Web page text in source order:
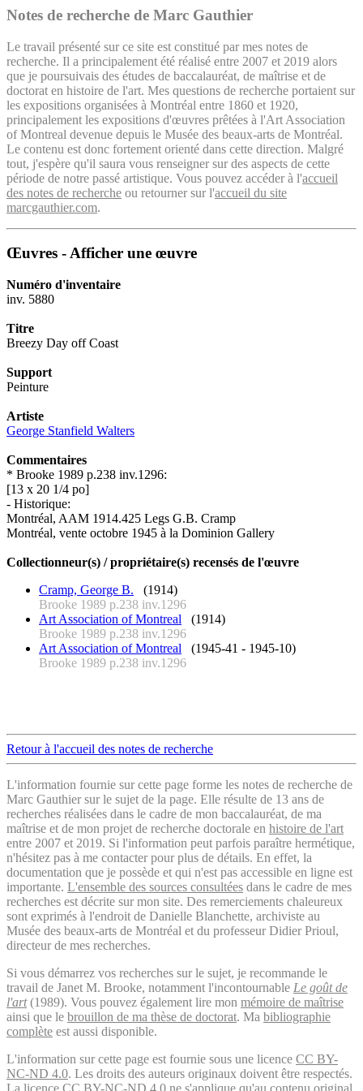
Notes de recherche de Marc Gauthier
Le travail présenté sur ce site est constitué par mes notes de
recherche. Il a principalement été réalisé entre 2007 et 2019 alors
que je poursuivais des études de baccalauréat, de maîtrise et de
doctorat en histoire de l'art. Mes questions de recherche portaient sur
les expositions organisées à Montréal entre 1860 et 1920,
principalement les expositions d'œuvres prêtées à l'Art Association
of Montreal devenue depuis le Musée des beaux-arts de Montréal.
Le contenu est donc fortement orienté dans cette direction. Malgré
tout, j'espère qu'il saura vous renseigner sur des aspects de cette
période de notre passé artistique. Vous pouvez accéder à l'accueil
des notes de recherche ou retourner sur l'accueil du site
marcgauthier.com.
Œuvres - Afficher une œuvre
Numéro d'inventaire
inv. 5880
Titre
Breezy Day off Coast
Support
Peinture
Artiste
George Stanfield Walters
Commentaires
* Brooke 1989 p.238 inv.1296:
[13 x 20 1/4 po]
- Historique:
Montréal, AAM 1914.425 Legs G.B. Cramp
Montréal, vente octobre 1945 à la Dominion Gallery
Collectionneur(s) / propriétaire(s) recensés de l'œuvre
Cramp, George B. (1914)
Brooke 1989 p.238 inv.1296
Art Association of Montreal (1914)
Brooke 1989 p.238 inv.1296
Art Association of Montreal (1945-41 - 1945-10)
Brooke 1989 p.238 inv.1296
Retour à l'accueil des notes de recherche
L'information fournie sur cette page forme les notes de recherche de
Marc Gauthier sur le sujet de la page. Elle résulte de 13 ans de
recherches réalisées dans le cadre de mon baccalauréat, de ma
maîtrise et de mon projet de recherche doctorale en histoire de l'art
entre 2007 et 2019. Si l'information peut parfois paraître hermétique,
n'hésitez pas à me contacter pour plus de détails. En effet, la
documentation que je possède et qui n'est pas accessible en ligne est
importante. L'ensemble des sources consultées dans le cadre de mes
recherches est décrite sur mon site. Des remerciements chaleureux
sont exprimés à l'endroit de Danielle Blanchette, archiviste au
Musée des beaux-arts de Montréal et du professeur Didier Prioul,
directeur de mes recherches.
Si vous démarrez vos recherches sur le sujet, je recommande le
travail de Janet M. Brooke, notamment l'incontournable Le goût de
l'art(1989). Vous pouvez également lire mon mémoire de maîtrise
ainsi que le brouillon de ma thèse de doctorat. Ma bibliographie
complète est aussi disponible.
L'information sur cette page est fournie sous une licence CC BY-
NC-ND 4.0. Les droits des auteurs originaux doivent être respectés.